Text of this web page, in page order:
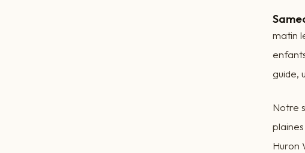
matin
guide,
Notre
Huron